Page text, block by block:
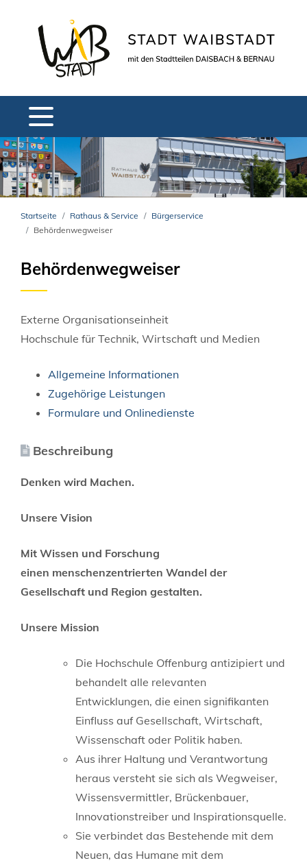
Startseite Rathaus & Service
Bürgerservice
Behördenwegweiser
Behördenwegweiser
Externe Organisationseinheit
Hochschule für Technik, Wirtschaft und Medien
Allgemeine Informationen
Zugehörige Leistungen
Formulare und Onlinedienste
Beschreibung
Denken wird Machen.
Unsere Vision
Mit Wissen und Forschung
einen menschenzentrierten Wandel der
Gesellschaft und Region gestalten.
Unsere Mission
Die Hochschule Offenburg antizipiert und
behandelt alle relevanten
Entwicklungen, die einen signifikanten
Einfluss auf Gesellschaft, Wirtschaft,
Wissenschaft oder Politik haben.
Aus ihrer Haltung und Verantwortung
heraus versteht sie sich als Wegweiser,
Wissensvermittler, Brückenbauer,
Innovationstreiber und Inspirationsquelle.
Sie verbindet das Bestehende mit dem
Neuen, das Humane mit dem